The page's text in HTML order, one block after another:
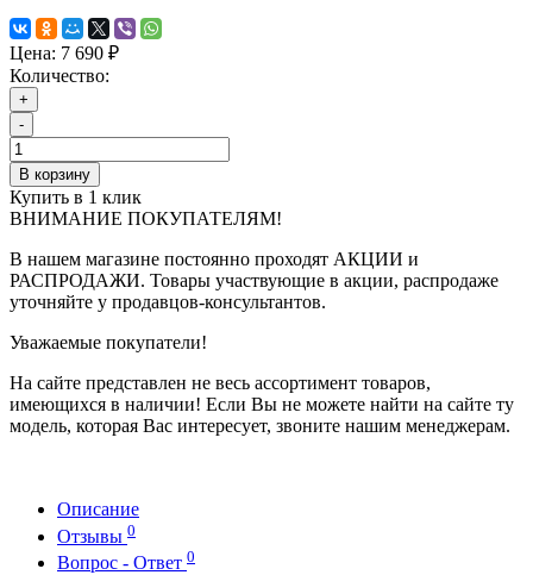
Цена: 7 690 ₽
Количество:
+
-
В корзину
Купить в 1 клик
ВНИМАНИЕ ПОКУПАТЕЛЯМ!
В нашем магазине постоянно проходят АКЦИИ и
РАСПРОДАЖИ. Товары участвующие в акции, распродаже
уточняйте у продавцов-консультантов.
Уважаемые покупатели!
На сайте представлен не весь ассортимент товаров,
имеющихся в наличии! Если Вы не можете найти на сайте ту
модель, которая Вас интересует, звоните нашим менеджерам.
Описание
Отзывы 0
Вопрос - Ответ 0